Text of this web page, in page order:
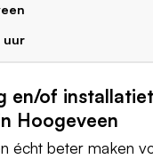
uur
en/of
Hoogeveen
écht beter maken